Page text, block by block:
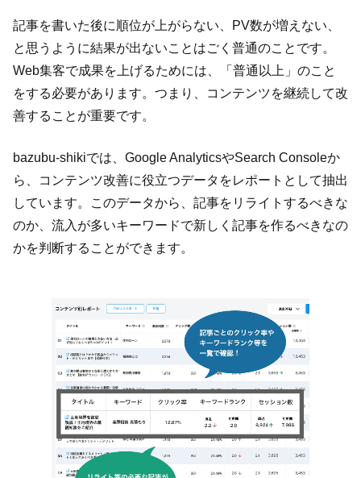
記事を書いた後に順位が上がらない、PV数が増えない、
と思うように結果が出ないことはごく普通のことです。
Web集客で成果を上げるためには、「普通以上」のこと
をする必要があります。つまり、コンテンツを継続して改
善することが重要です。
bazubu-shikiでは、Google AnalyticsやSearch Consoleか
ら、コンテンツ改善に役立つデータをレポートとして抽出
しています。このデータから、記事をリライトするべきな
のか、流入が多いキーワードで新しく記事を作るべきなの
かを判断することができます。